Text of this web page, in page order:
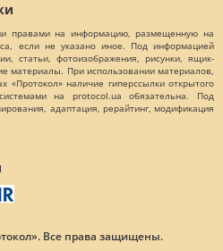
правами на информацию, размещенную на
если не указано иное. Под информацией
статьи, фотоизображения, рисунки, ящик-
материалы. При использовании материалов,
наличие гиперссылки открытого
на protocol.ua обязательна. Под
адаптация, рерайтинг, модификация
Все права защищены.